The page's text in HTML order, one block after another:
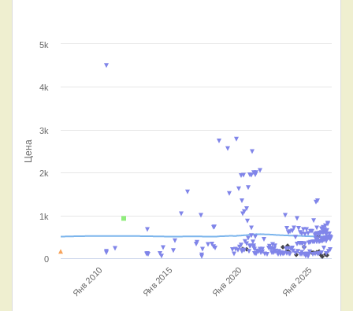
Цена
Янв 2010 Янв 2015 Янв 2020 Янв 2025
0
1k
2k
3k
4k
5k